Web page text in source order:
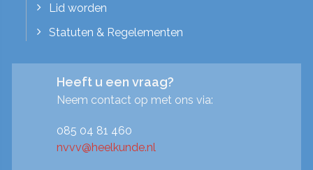
Lid worden
Statuten & Regelementen
Heeft u een vraag?
Neem contact op met ons via:
085 04 81 460
nvvv@heelkunde.nl